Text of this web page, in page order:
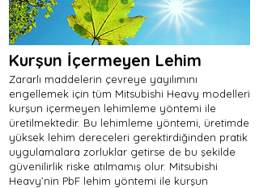
Kurşun İçermeyen Lehim
Zararlı maddelerin çevreye yayılımını
engellemek için tüm Mitsubishi Heavy modelleri
kurşun içermeyen lehimleme yöntemi ile
üretilmektedir. Bu lehimleme yöntemi, üretimde
yüksek lehim dereceleri gerektirdiğinden pratik
uygulamalara zorluklar getirse de bu şekilde
güvenilirlik riske atılmamış olur. Mitsubishi
Heavy’nin PbF lehim yöntemi ile kurşun